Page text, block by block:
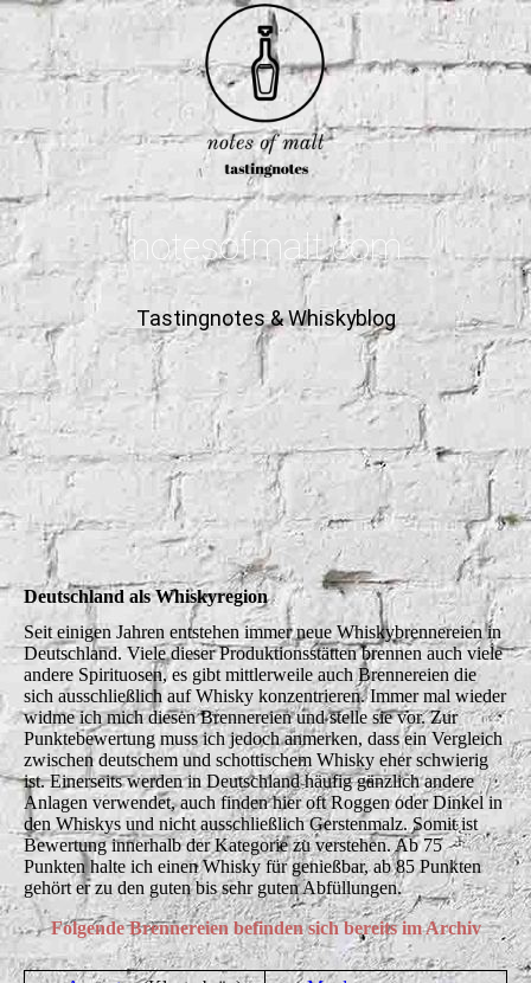
notesofmalt.com
Tastingnotes & Whiskyblog
Deutschland als Whiskyregion
Seit einigen Jahren entstehen immer neue Whiskybrennereien in
Deutschland. Viele dieser Produktionsstätten brennen auch viele
andere Spirituosen, es gibt mittlerweile auch Brennereien die
sich ausschließlich auf Whisky konzentrieren. Immer mal wieder
widme ich mich diesen Brennereien und stelle sie vor. Zur
Punktebewertung muss ich jedoch anmerken, dass ein Vergleich
zwischen deutschem und schottischem Whisky eher schwierig
ist. Einerseits werden in Deutschland häufig gänzlich andere
Anlagen verwendet, auch finden hier oft Roggen oder Dinkel in
den Whiskys und nicht ausschließlich Gerstenmalz. Somit ist
Bewertung innerhalb der Kategorie zu verstehen. Ab 75
Punkten halte ich einen Whisky für genießbar, ab 85 Punkten
gehört er zu den guten bis sehr guten Abfüllungen.
Folgende Brennereien befinden sich bereits im Archiv